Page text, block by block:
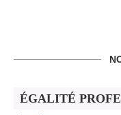
ÉGALITÉ